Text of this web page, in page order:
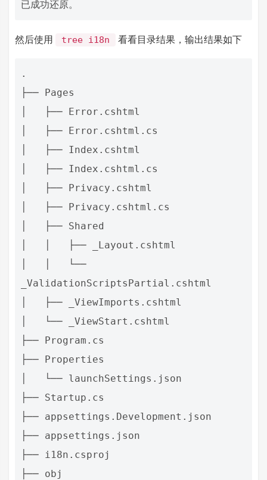
然后使用 tree i18n 看看目录结果，输出结果如下
.
├── Pages
│   ├── Error.cshtml
│   ├── Error.cshtml.cs
│   ├── Index.cshtml
│   ├── Index.cshtml.cs
│   ├── Privacy.cshtml
│   ├── Privacy.cshtml.cs
│   ├── Shared
│   │   ├── _Layout.cshtml
│   │   └──
_ValidationScriptsPartial.cshtml
│   ├── _ViewImports.cshtml
│   └── _ViewStart.cshtml
├── Program.cs
├── Properties
│   └── launchSettings.json
├── Startup.cs
├── appsettings.Development.json
├── appsettings.json
├── i18n.csproj
├── obj